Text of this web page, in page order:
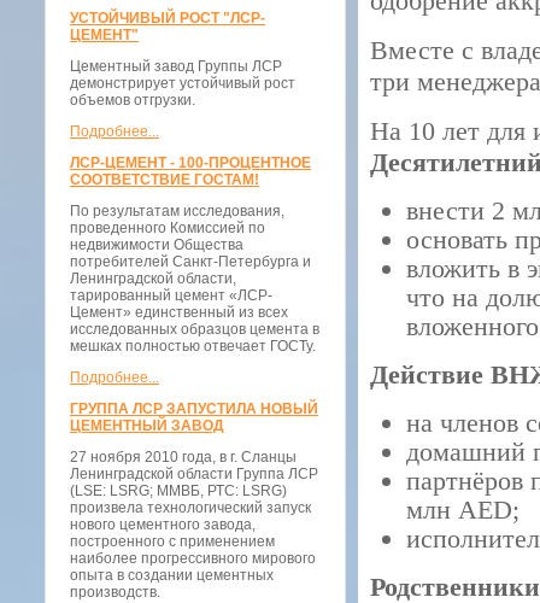
УСТОЙЧИВЫЙ РОСТ "ЛСР-
ЦЕМЕНТ"
Цементный завод Группы ЛСР
демонстрирует устойчивый рост
объемов отгрузки.
Подробнее...
ЛСР-ЦЕМЕНТ - 100-ПРОЦЕНТНОЕ
СООТВЕТСТВИЕ ГОСТАМ!
По результатам исследования,
проведенного Комиссией по
недвижимости Общества
потребителей Санкт-Петербурга и
Ленинградской области,
тарированный цемент «ЛСР-
Цемент» единственный из всех
исследованных образцов цемента в
мешках полностью отвечает ГОСТу.
Подробнее...
ГРУППА ЛСР ЗАПУСТИЛА НОВЫЙ
ЦЕМЕНТНЫЙ ЗАВОД
27 ноября 2010 года, в г. Сланцы
Ленинградской области Группа ЛСР
(LSE: LSRG; ММВБ, РТС: LSRG)
произвела технологический запуск
нового цементного завода,
построенного с применением
наиболее прогрессивного мирового
опыта в создании цементных
производств.
Вместе с
три
На 10 лет для
внести 2
основать
вложить в
что на
Действие
на членов
домашний
партнёров
млн AED;